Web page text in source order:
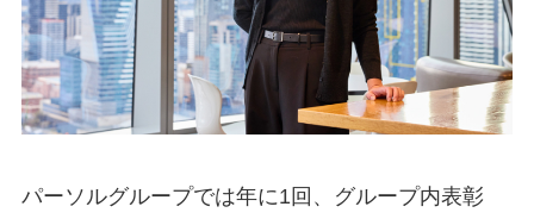
パーソルグループでは年に1回、グループ内表彰